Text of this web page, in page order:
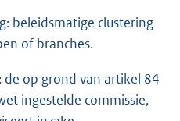
beleidsmatige clustering
of branches.
de op grond van artikel 84
ingestelde commissie,